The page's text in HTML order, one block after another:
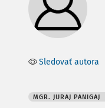
Sledovať autora
MGR. JURAJ PANIGAJ